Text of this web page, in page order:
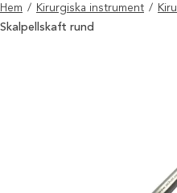
Hem / Kirurgiska instrument /
Skalpellskaft rund